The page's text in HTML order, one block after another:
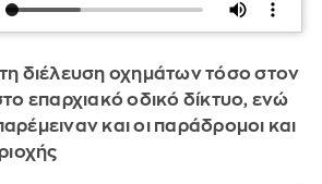
διέλευση οχημάτων τόσο στον
επαρχιακό οδικό δίκτυο, ενώ
και οι παράδρομοι και